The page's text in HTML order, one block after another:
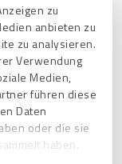
zu
anbieten zu
zu analysieren.
Verwendung
Medien,
führen diese
Daten
oder die sie
haben.
mostrará el
decido cuál se
la
ProvenExpert?